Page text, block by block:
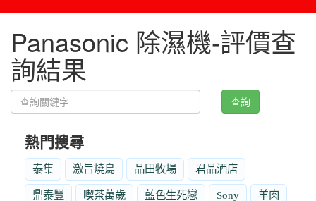
Panasonic 除濕機-評價查
詢結果
查詢
熱門搜尋
泰集 激旨燒鳥 品田牧場 君品酒店
鼎泰豐 喫茶萬歲 藍色生死戀 Sony 羊肉